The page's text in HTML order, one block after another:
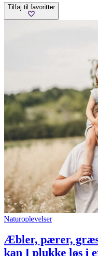
Tilføj til favoritter
Naturoplevelser
Æbler, pærer,
kan I plukke løs i